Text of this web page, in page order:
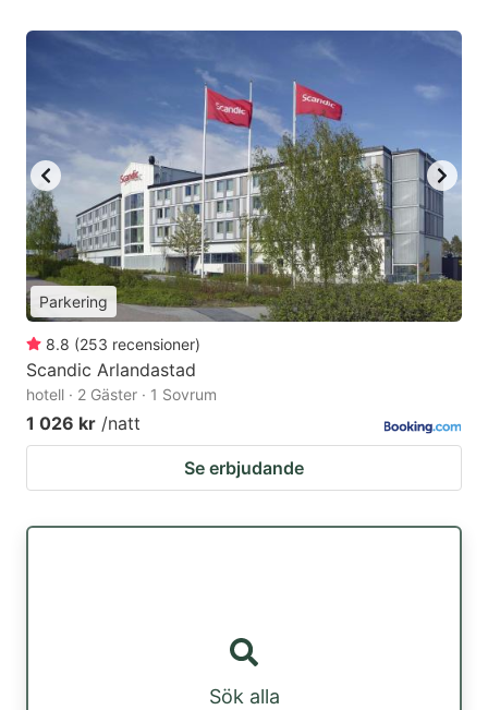
Parkering
8.8 (253 recensioner)
Scandic Arlandastad
hotell · 2 Gäster · 1 Sovrum
1 026 kr /natt
Se erbjudande
Sök alla